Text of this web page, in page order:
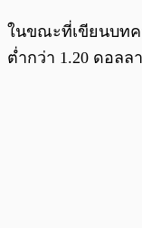
ในขณะที่เขียนบทค
ต่ำกว่า 1.20 ดอลล